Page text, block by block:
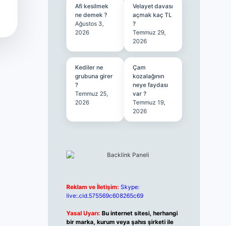
Afi kesilmek
ne demek ?
Ağustos 3,
2026
Velayet davası
açmak kaç TL
?
Temmuz 29,
2026
Kediler ne
grubuna girer
?
Temmuz 25,
2026
Çam
kozalağının
neye faydası
var ?
Temmuz 19,
2026
Reklam ve İletişim: Skype:
live:.cid.575569c608265c69
Yasal Uyarı: Bu internet sitesi, herhangi
bir marka, kurum veya şahıs şirketi ile